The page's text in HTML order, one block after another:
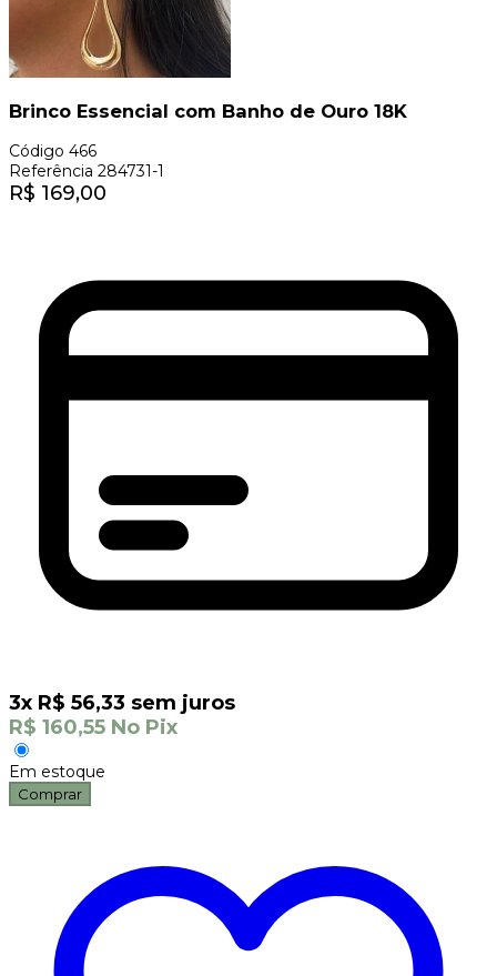
Brinco Essencial com Banho de Ouro 18K
Código 466
Referência 284731-1
R$ 169,00
3x R$ 56,33 sem juros
R$ 160,55 No Pix
Em estoque
Comprar